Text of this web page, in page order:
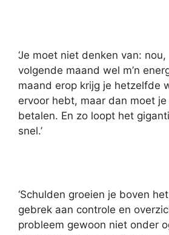
‘Je moet niet denken van:
volgende maand wel m’n
maand erop krijg je hetzelfde
ervoor hebt, maar dan moet
betalen. En zo loopt het
snel.’
‘Schulden groeien je boven
gebrek aan controle en
probleem gewoon niet onder